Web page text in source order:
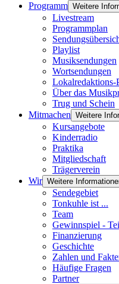
Programm Weitere
Livestream
Programmplan
Playlist
Musiksendungen
Wortsendungen
Lokalredaktions-
Über das
Trug und Schein
Mitmachen Weitere
Kursangebote
Kinderradio
Praktika
Mitgliedschaft
Trägerverein
Wir Weitere
Sendegebiet
Tonkuhle ist ...
Team
Gewinnspiel -
Finanzierung
Geschichte
Zahlen und
Häufige Fragen
Partner